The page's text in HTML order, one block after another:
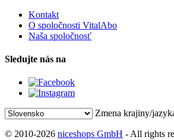
Kontakt
O spoločnosti VitalAbo
Naša spoločnosť
Sledujte nás na
Zmena krajiny/
© 2010-2026 niceshops GmbH - All rights